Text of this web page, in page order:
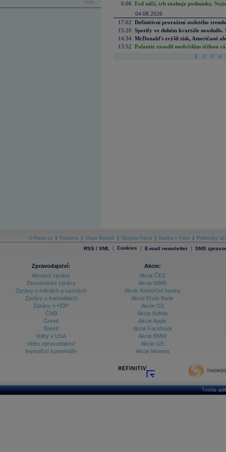
více...
6:06 Fed mlčí, trh utahuje podmínky.
04.08.2026
17:02 Definitivní proražení stoletého
15:20 Spotify ve duhém kvartále neoslnilo.
14:34 McDonald's zvýšil zisk, Američané
13:52 Palantir zasadil medvědům těžkou
1 2 3 4
O Patria.cz Reklama Mapa Stránek Skupina Patria Kariéra v Patrii Podmínky
RSS / XML | Cookies | E-mail newsletter | SMS
Zpravodajství:
Akciové zprávy
Ekonomické zprávy
Zprávy o měnách a sazbách
Zprávy o komoditách
Zprávy o HDP
ČNB
Grexit
Brexit
Volby v USA
Video zpravodajství
Investiční komentáře
Akcie:
Akcie ČEZ
Akcie NWR
Akcie Komerční banka
Akcie Erste Bank
Akcie O2
Akcie Kofola
Akcie Apple
Akcie Facebook
Akcie BMW
Akcie GE
Akcie Moneta
Tvorba